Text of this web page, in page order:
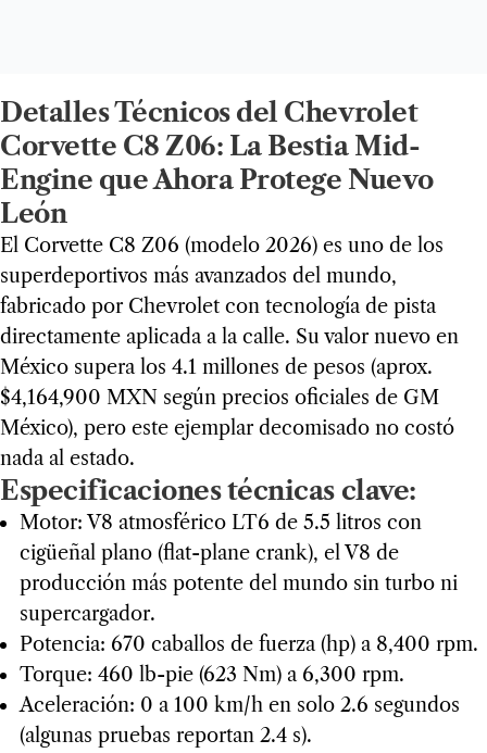
Detalles Técnicos del Chevrolet
Corvette C8 Z06: La Bestia Mid-
Engine que Ahora Protege Nuevo
León
El Corvette C8 Z06 (modelo 2026) es uno de los
superdeportivos más avanzados del mundo,
fabricado por Chevrolet con tecnología de pista
directamente aplicada a la calle. Su valor nuevo en
México supera los 4.1 millones de pesos (aprox.
$4,164,900 MXN según precios oficiales de GM
México), pero este ejemplar decomisado no costó
nada al estado.
Especificaciones técnicas clave:
Motor: V8 atmosférico LT6 de 5.5 litros con
cigüeñal plano (flat-plane crank), el V8 de
producción más potente del mundo sin turbo ni
supercargador.
Potencia: 670 caballos de fuerza (hp) a 8,400 rpm.
Torque: 460 lb-pie (623 Nm) a 6,300 rpm.
Aceleración: 0 a 100 km/h en solo 2.6 segundos
(algunas pruebas reportan 2.4 s).